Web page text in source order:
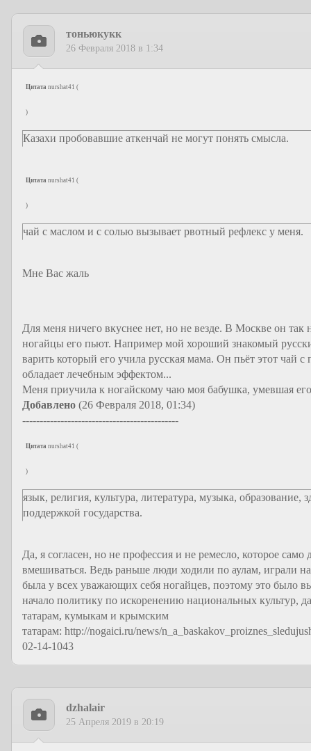
тоньюкукк
26 Февраля 2018 в 1:34
Цитата nurshat41 (
)
Казахи пробовавшие аткенчай не могут понять смысла.
Цитата nurshat41 (
)
чай с маслом и с солью вызывает рвотный рефлекс у меня.
Мне Вас жаль
Для меня ничего вкуснее нет, но не везде. В Москве он
ногайцы его пьют. Например мой хороший знакомый
варить который его учила русская мама. Он пьёт этот чай
обладает лечебным эффектом...
Меня приучила к ногайскому чаю моя бабушка, умевшая
Добавлено (26 Февраля 2018, 01:34)
---------------------------------------------
Цитата nurshat41 (
)
язык, религия, культура, литература, музыка,
поддержкой государства.
Да, я согласен, но не профессия и не ремесло, которое
вмешиваться. Ведь раньше люди ходили по аулам, играли
была у всех уважающих себя ногайцев, поэтому это было
начало политику по искоренению национальных культур,
татарам, кумыкам и крымским
татарам: http://nogaici.ru/news/
02-14-1043
dzhalair
25 Апреля 2019 в 20:19